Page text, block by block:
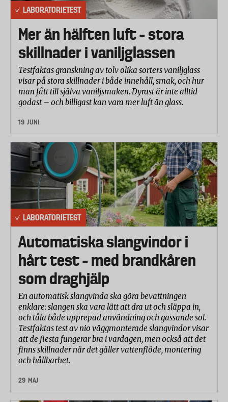
inställningar 40 procent.
Sömnad: 60 procent (Viskos 33 procent, Trikå 33
procent, Jeans 33 procent)
LABORATORIETEST
Mer än hälften luft – stora
skillnader i vaniljglassen
Testfaktas granskning av tolv olika sorters vaniljglass
visar på stora skillnader i både innehåll, smak, och hur
man fått till själva vaniljsmaken. Dyrast är inte alltid
godast – och billigast kan vara mer luft än glass.
19 JUNI
LABORATORIETEST
Automatiska slangvindor i
hårt test – med brandkåren
som draghjälp
En automatisk slangvinda ska göra bevattningen
enklare: slangen ska vara lätt att dra ut och släppa in,
och tåla både upprepad användning och gassande sol.
Testfaktas test av nio väggmonterade slangvindor visar
att de flesta fungerar bra i vardagen, men också att det
finns skillnader när det gäller vattenflöde, montering
och hållbarhet.
29 MAJ